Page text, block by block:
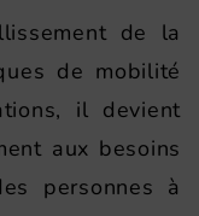
de la
de mobilité
il devient
aux besoins
personnes à